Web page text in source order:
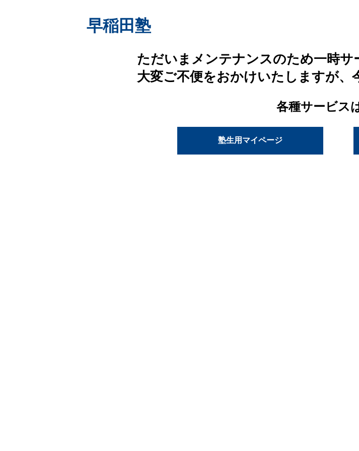
早稲田塾
ただいまメンテナンスのため一時サ
大変ご不便をおかけいたしますが、
各種サービス
塾生用マイページ